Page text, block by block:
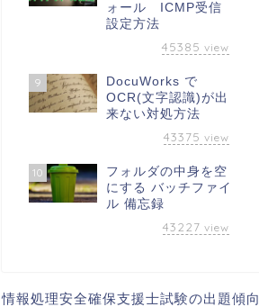
ォール ICMP受信
設定方法
45385 view
9
DocuWorks で
OCR(文字認識)が出
来ない対処方法
43375 view
10
フォルダの中身を空
にする バッチファイ
ル 備忘録
43227 view
情報処理安全確保支援士試験の出題傾向